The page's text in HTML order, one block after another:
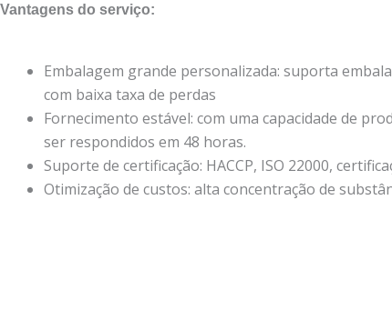
Vantagens do serviço:
Embalagem grande personalizada: suporta
com baixa taxa de perdas
Fornecimento estável: com uma capacidade de
ser respondidos em 48 horas.
Suporte de certificação: HACCP, ISO 22000,
Otimização de custos: alta concentração de